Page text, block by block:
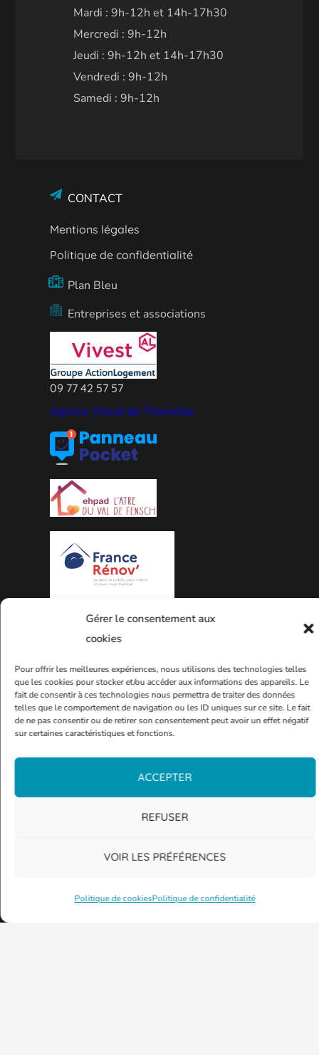
Gérer le consentement aux
cookies
Pour offrir les meilleures expériences, nous utilisons des technologies telles
que les cookies pour stocker et/ou accéder aux informations des appareils. Le
fait de consentir à ces technologies nous permettra de traiter des données
telles que le comportement de navigation ou les ID uniques sur ce site. Le fait
de ne pas consentir ou de retirer son consentement peut avoir un effet négatif
sur certaines caractéristiques et fonctions.
ACCEPTER
REFUSER
VOIR LES PRÉFÉRENCES
Politique de cookiesPolitique de confidentialité
Mardi : 9h-12h et 14h-17h30
Mercredi : 9h-12h
Jeudi : 9h-12h et 14h-17h30
Vendredi : 9h-12h
Samedi : 9h-12h
CONTACT
Mentions légales
Politique de confidentialité
Plan Bleu
Entreprises et associations
09 77 42 57 57
Agence Vivest de Thionville
PLAN DE LA VILLE